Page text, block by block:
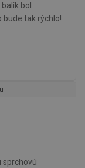
bol
bude tak rýchlo!
sprchovú